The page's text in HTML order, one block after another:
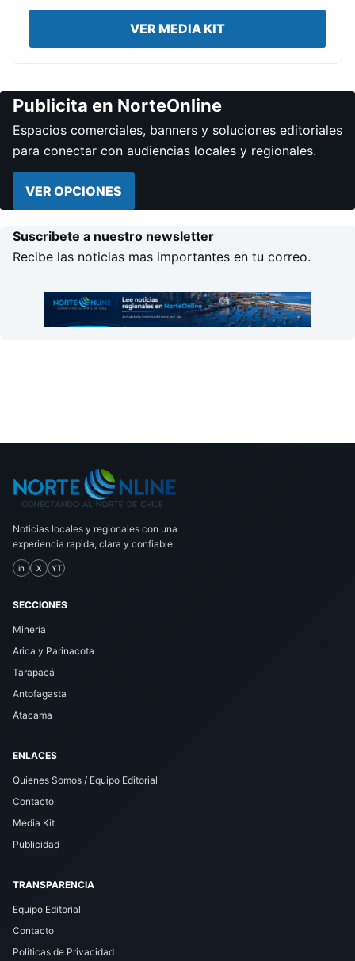
VER MEDIA KIT
Publicita en NorteOnline
Espacios comerciales, banners y soluciones editoriales
para conectar con audiencias locales y regionales.
VER OPCIONES
Suscribete a nuestro newsletter
Recibe las noticias mas importantes en tu correo.
Noticias locales y regionales con una
experiencia rapida, clara y confiable.
in X YT
SECCIONES
Minería
Arica y Parinacota
Tarapacá
Antofagasta
Atacama
ENLACES
Quienes Somos / Equipo Editorial
Contacto
Media Kit
Publicidad
TRANSPARENCIA
Equipo Editorial
Contacto
Politicas de Privacidad